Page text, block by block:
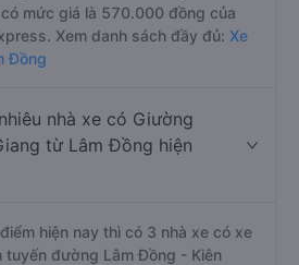
mức giá là 570.000 đồng của
Xem danh sách đầy đủ: Xe
Đồng
nhà xe có Giường
từ Lâm Đồng hiện
hiện nay thì có 3 nhà xe có xe
tuyến đường Lâm Đồng - Kiên